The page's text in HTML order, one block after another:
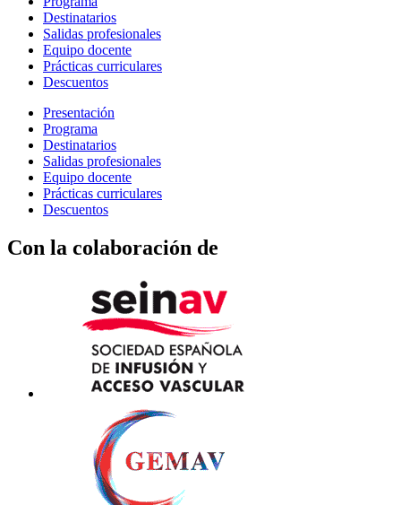
Destinatarios
Salidas profesionales
Equipo docente
Prácticas curriculares
Descuentos
Presentación
Programa
Destinatarios
Salidas profesionales
Equipo docente
Prácticas curriculares
Descuentos
Con la colaboración de